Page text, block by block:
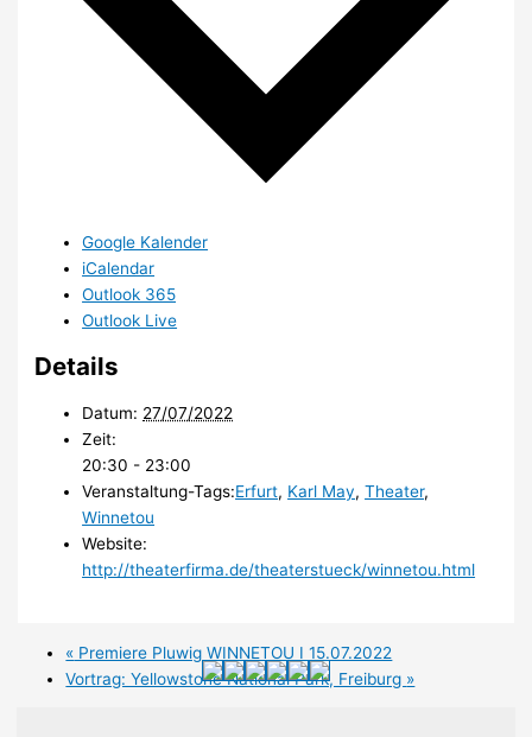
Google Kalender
iCalendar
Outlook 365
Outlook Live
Details
Datum: 27/07/2022
Zeit:
20:30 - 23:00
Veranstaltung-Tags:Erfurt, Karl May,Theater,
Winnetou
Website:
http://theaterfirma.de/theaterstueck/winnetou.html
« Premiere Pluwig WINNETOU I 15.07.2022
Vortrag: Yellowstone National Park, Freiburg »